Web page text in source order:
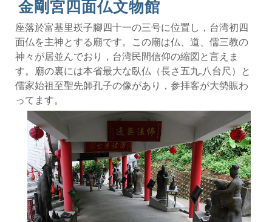
金剛宮四面仏文物館
座落於富基里崁子腳四十一の三号に位置し，台湾初四
面仏を主神とする廟です。この廟は仏、道、儒三教の
神々が居並んでおり，台湾民間信仰の縮図と言えま
す。廟の裏には本省最大な臥仏（長さ五九.八台尺）と
儒家始祖至聖先師孔子の像があり，参拝客が大勢賑わ
ってます。